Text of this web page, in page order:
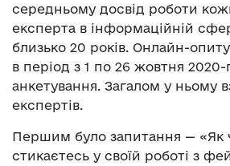
середньому досвід роботи
експерта в інформаційній
близько 20 років. Онлайн-
в період з 1 по 26 жовтня 2020-
анкетування. Загалом у ньому
експертів.
Першим було запитання — «Як
стикаєтесь у своїй роботі з